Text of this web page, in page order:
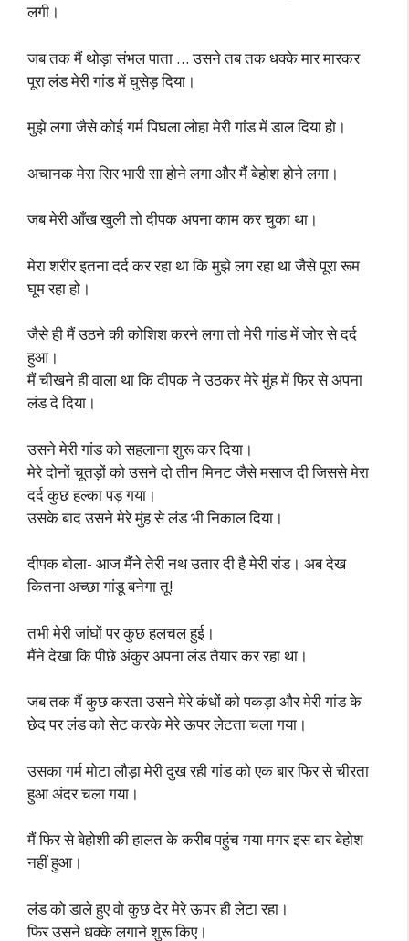
लगी।
जब तक मैं थोड़ा संभल पाता … उसने तब तक धक्के मार मारकर
पूरा लंड मेरी गांड में घुसेड़ दिया।
मुझे लगा जैसे कोई गर्म पिघला लोहा मेरी गांड में डाल दिया हो।
अचानक मेरा सिर भारी सा होने लगा और मैं बेहोश होने लगा।
जब मेरी आँख खुली तो दीपक अपना काम कर चुका था।
मेरा शरीर इतना दर्द कर रहा था कि मुझे लग रहा था जैसे पूरा रूम
घूम रहा हो।
जैसे ही मैं उठने की कोशिश करने लगा तो मेरी गांड में जोर से दर्द
हुआ।
मैं चीखने ही वाला था कि दीपक ने उठकर मेरे मुंह में फिर से अपना
लंड दे दिया।
उसने मेरी गांड को सहलाना शुरू कर दिया।
मेरे दोनों चूतड़ों को उसने दो तीन मिनट जैसे मसाज दी जिससे मेरा
दर्द कुछ हल्का पड़ गया।
उसके बाद उसने मेरे मुंह से लंड भी निकाल दिया।
दीपक बोला- आज मैंने तेरी नथ उतार दी है मेरी रांड। अब देख
कितना अच्छा गांडू बनेगा तू!
तभी मेरी जांघों पर कुछ हलचल हुई।
मैंने देखा कि पीछे अंकुर अपना लंड तैयार कर रहा था।
जब तक मैं कुछ करता उसने मेरे कंधों को पकड़ा और मेरी गांड के
छेद पर लंड को सेट करके मेरे ऊपर लेटता चला गया।
उसका गर्म मोटा लौड़ा मेरी दुख रही गांड को एक बार फिर से चीरता
हुआ अंदर चला गया।
मैं फिर से बेहोशी की हालत के करीब पहुंच गया मगर इस बार बेहोश
नहीं हुआ।
लंड को डाले हुए वो कुछ देर मेरे ऊपर ही लेटा रहा।
फिर उसने धक्के लगाने शुरू किए।